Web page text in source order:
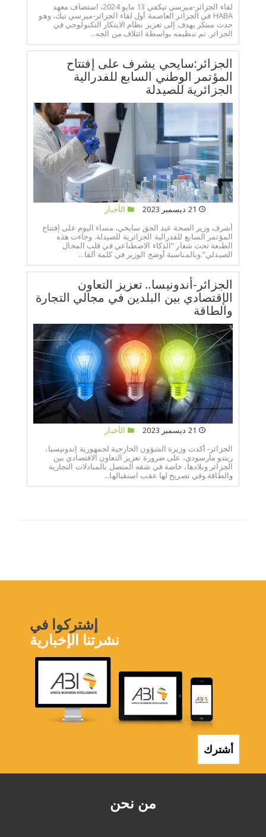
لقاء الجزائر-ميرسي تيكفي 13 مايو 2024، استضاف معهد
HABA في الجزائر العاصمة أول لقاء الجزائر-ميرسي تيك، وهو
حدث مبتكر يهدف إلى تعزيز نظام الابتكار التكنولوجي في
الجزائر. تم تنظيمه بواسطة ائتلاف من الجه...
الجزائر:سايحي يشرف على إفتتاح
المؤتمر الوطني السابع للفدرالية
الجزائرية للصيدلة
الأخبار
أشرف وزير الصحة عبد الحق سايحي، مساء اليوم على إفتتاح
المؤتمر السابع للفدرالية الجزائرية للصيدلة. وجاءت هذه
الطبعة تحت شعار “الذكاء الاصطناعي في قلب المجال
الصيدلي”.وبالمناسبة أوضح الوزير في كلمة ألقا...
الجزائر-أندونيسا.. تعزيز التعاون
الإقتصادي بين البلدين في مجالي التجارة
والطاقة
الأخبار
الجزائر- أكدت وزيرة الشؤون الخارجية لجمهورية إندونيسيا،
ريتنو مارسودي، على ضرورة تعزيز التعاون الاقتصادي بين
الجزائر وبلادها، خاصة في شقه المتصل بالمبادلات التجارية
والطاقة.وفي تصريح لها عقب استقبالها...
من نحن
إشتركوا في
نشرتنا الإخبارية
أشترك